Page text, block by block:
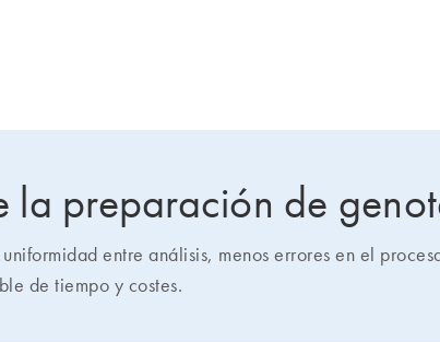
la preparación de
entre análisis, menos errores en el
de tiempo y costes.